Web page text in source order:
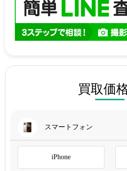
買取価
スマートフォン
iPhone